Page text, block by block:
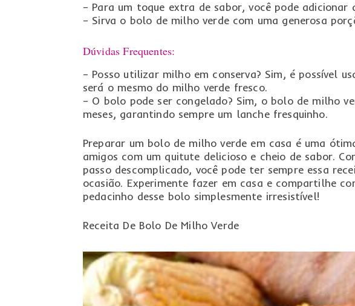
– Para um toque extra de sabor, você pode adicionar
– Sirva o bolo de milho verde com uma generosa
Dúvidas Frequentes:
– Posso utilizar milho em conserva? Sim, é possível
será o mesmo do milho verde fresco.
– O bolo pode ser congelado? Sim, o bolo de milho
meses, garantindo sempre um lanche fresquinho.
Preparar um bolo de milho verde em casa é uma
amigos com um quitute delicioso e cheio de sabor.
passo descomplicado, você pode ter sempre essa
ocasião. Experimente fazer em casa e compartilhe
pedacinho desse bolo simplesmente irresistível!
Receita De Bolo De Milho Verde